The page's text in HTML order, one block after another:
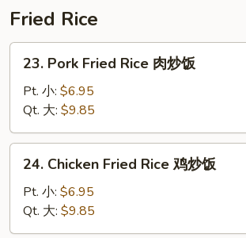
排
Fried Rice
Pork
Fried
Rice
肉
炒
23. Pork Fried Rice 肉炒饭
Pt. 小: $6.95
Qt. 大: $9.85
Chicken
Fried
Rice
鸡
24. Chicken Fried Rice 鸡炒饭
Pt. 小: $6.95
Qt. 大: $9.85